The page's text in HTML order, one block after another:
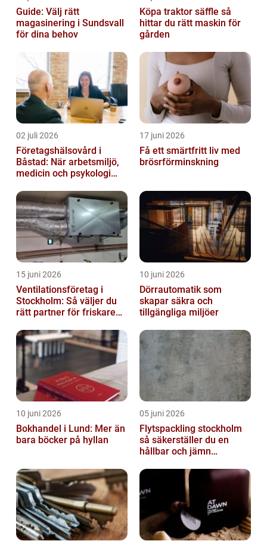
Guide: Välj rätt
magasinering i Sundsvall
för dina behov
Köpa traktor säffle så
hittar du rätt maskin för
gården
02 juli 2026
Företagshälsovård i
Båstad: När arbetsmiljö,
medicin och psykologi
17 juni 2026
Få ett smärtfritt liv med
brösrförminskning
15 juni 2026
Ventilationsföretag i
Stockholm: Så väljer du
rätt partner för friskare
10 juni 2026
Dörrautomatik som
skapar säkra och
tillgängliga miljöer
10 juni 2026
Bokhandel i Lund: Mer än
bara böcker på hyllan
05 juni 2026
Flytspackling stockholm
så säkerställer du en
hållbar och jämn